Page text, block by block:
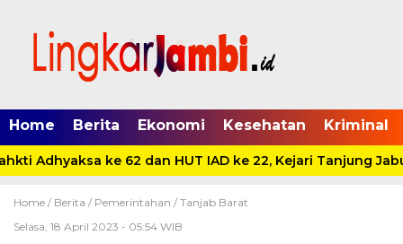
Home Berita Ekonomi Kesehatan Kriminal
Adhyaksa ke 62 dan HUT IAD ke 22, Kejari Tanjung
Home / Berita / Pemerintahan / Tanjab Barat
Selasa, 18 April 2023 - 05:54 WIB